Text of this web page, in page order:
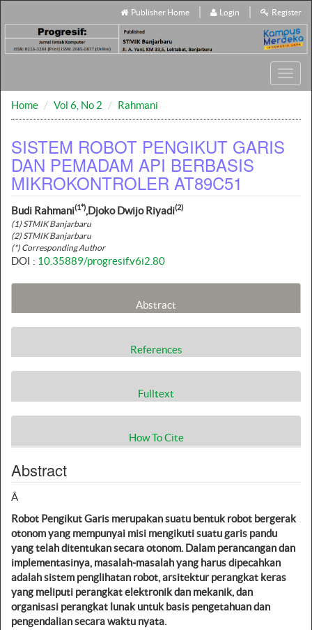
Publisher Home Login Register
Home
Vol 6, No 2 Rahmani
SISTEM ROBOT PENGIKUT GARIS
DAN PEMADAM API BERBASIS
MIKROKONTROLER AT89C51
Budi Rahmani(1*),Djoko Dwijo Riyadi(2)
(1) STMIK Banjarbaru
(2) STMIK Banjarbaru
(*) Corresponding Author
DOI : 10.35889/progresif.v6i2.80
Abstract
References
Fulltext
How To Cite
Abstract
Â
Robot Pengikut Garis merupakan suatu bentuk robot bergerak
otonom yang mempunyai misi mengikuti suatu garis pandu
yang telah ditentukan secara otonom. Dalam perancangan dan
implementasinya, masalah-masalah yang harus dipecahkan
adalah sistem penglihatan robot, arsitektur perangkat keras
yang meliputi perangkat elektronik dan mekanik, dan
organisasi perangkat lunak untuk basis pengetahuan dan
pengendalian secara waktu nyata.